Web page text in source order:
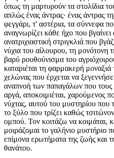
όπως τη μαρτυρούν τα στολίδια
απλώς ένας άντρας· ένας άντρας
φεγγάρι, τ' αστέρια, τα σύννεφα
αναγνωρίζει κάθε ήχο που
ανατριχιαστική στριγκλιά που
νύχια του αίλουρου, τη μονότονη
βαρύ ρουθούνισμα του
καταριέται τη φαρμακερή
χελώνας που έρχεται να
αναπνοή των παπαγάλων που
αργά, αποκοιμιέται, χαρούμενος
νύχτας, αυτού του μυστηρίου που
το ξύλο που τρίζει καθώς
ομπού. Τον κοιτάζω να κοιμάται,
μοιράζομαι το γαλήνιο μυστήριο
επίμονα ερωτήματα της ζωής και
θανάτου.